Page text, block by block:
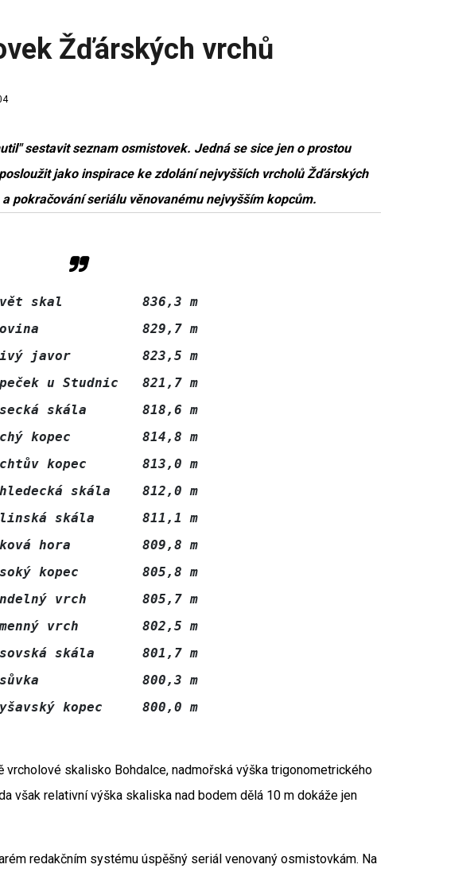
Žďárských vrchů
sestavit seznam osmistovek. Jedná se sice jen o prostou
jako inspirace ke zdolání nejvyšších vrcholů Žďárských
pokračování seriálu věnovanému nejvyšším kopcům.
skal          836,3 m
829,7 m
javor         823,5 m
u Studnic   821,7 m
skála       818,6 m
kopec         814,8 m
kopec       813,0 m
skála    812,0 m
skála      811,1 m
hora         809,8 m
kopec        805,8 m
vrch       805,7 m
vrch        802,5 m
skála      801,7 m
800,3 m
vrcholové skalisko Bohdalce, nadmořská výška trigonometrického
však relativní výška skaliska nad bodem dělá 10 m dokáže jen
redakčním systému úspěšný seriál venovaný osmistovkám. Na